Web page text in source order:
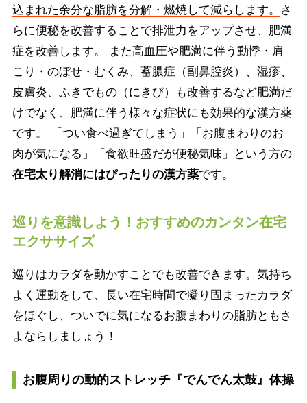
込まれた余分な脂肪を分解・燃焼して減らします。
さ
らに便秘を改善することで排泄力をアップさせ、肥満
症を改善します。 また高血圧や肥満に伴う動悸・肩
こり・のぼせ・むくみ、蓄膿症（副鼻腔炎）、湿疹、
皮膚炎、ふきでもの（にきび）も改善するなど肥満だ
けでなく、肥満に伴う様々な症状にも効果的な漢方薬
です。 「つい食べ過ぎてしまう」「お腹まわりのお
肉が気になる」「食欲旺盛だが便秘気味」という方の
在宅太り解消にはぴったりの漢方薬です。
巡りを意識しよう！おすすめのカンタン在宅
エクササイズ
巡りはカラダを動かすことでも改善できます。気持ち
よく運動をして、長い在宅時間で凝り固まったカラダ
をほぐし、ついでに気になるお腹まわりの脂肪ともさ
よならしましょう！
お腹周りの動的ストレッチ『でんでん太鼓』体操